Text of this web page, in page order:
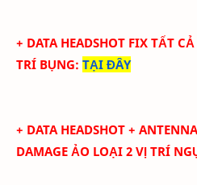
+ DATA HEADSHOT FIX TẤT CẢ
TRÍ BỤNG: TẠI ĐÂY
+ DATA HEADSHOT +
DAMAGE ẢO LOẠI 2 VỊ TRÍ